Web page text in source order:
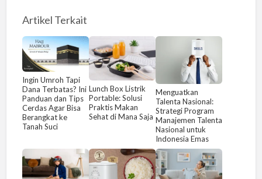
Artikel Terkait
Ingin Umroh Tapi
Dana Terbatas? Ini
Panduan dan Tips
Cerdas Agar Bisa
Berangkat ke
Tanah Suci
Lunch Box Listrik
Portable: Solusi
Praktis Makan
Sehat di Mana Saja
Menguatkan
Talenta Nasional:
Strategi Program
Manajemen Talenta
Nasional untuk
Indonesia Emas